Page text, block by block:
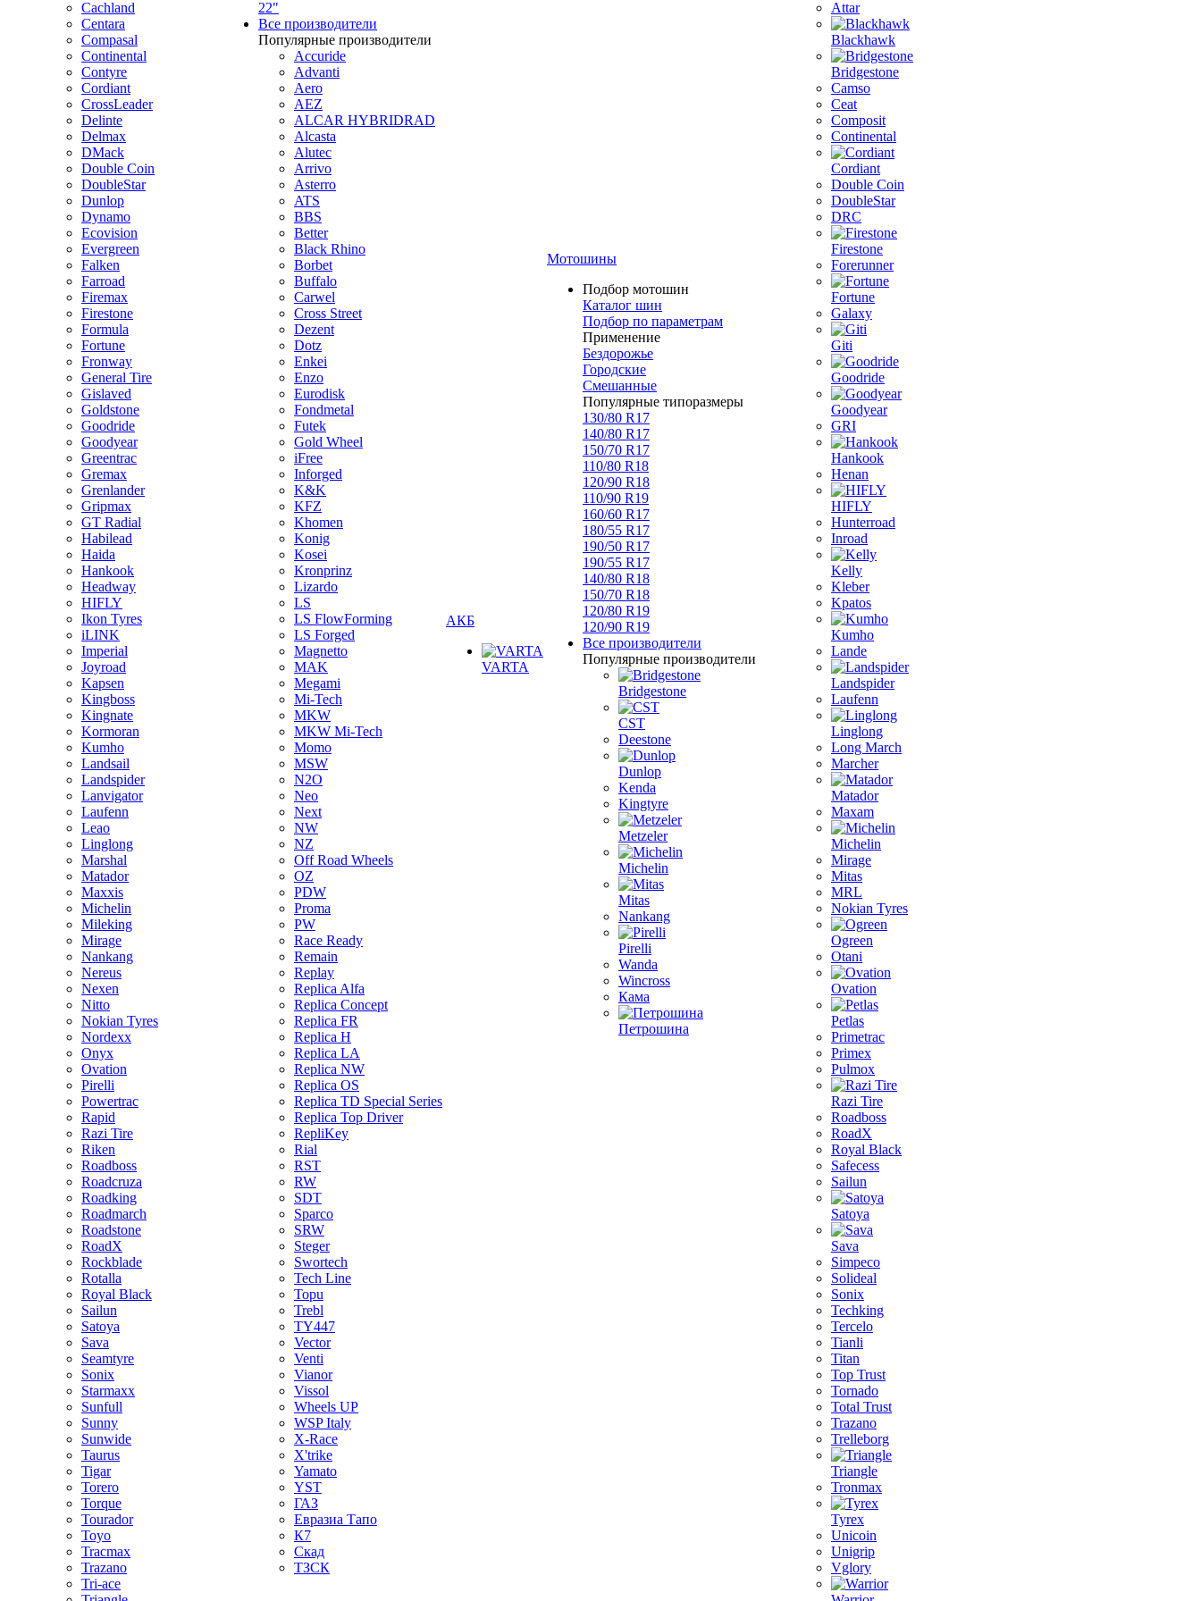
Cachland
Centara
Compasal
Continental
Contyre
Cordiant
CrossLeader
Delinte
Delmax
DMack
Double Coin
DoubleStar
Dunlop
Dynamo
Ecovision
Evergreen
Falken
Farroad
Firemax
Firestone
Formula
Fortune
Fronway
General Tire
Gislaved
Goldstone
Goodride
Goodyear
Greentrac
Gremax
Grenlander
Gripmax
GT Radial
Habilead
Haida
Hankook
Headway
HIFLY
Ikon Tyres
iLINK
Imperial
Joyroad
Kapsen
Kingboss
Kingnate
Kormoran
Kumho
Landsail
Landspider
Lanvigator
Laufenn
Leao
Linglong
Marshal
Matador
Maxxis
Michelin
Mileking
Mirage
Nankang
Nereus
Nexen
Nitto
Nokian Tyres
Nordexx
Onyx
Ovation
Pirelli
Powertrac
Rapid
Razi Tire
Riken
Roadboss
Roadcruza
Roadking
Roadmarch
Roadstone
RoadX
Rockblade
Rotalla
Royal Black
Sailun
Satoya
Sava
Seamtyre
Sonix
Starmaxx
Sunfull
Sunny
Sunwide
Taurus
Tigar
Torero
Torque
Tourador
Toyo
Tracmax
Trazano
Tri-ace
22"
Все производители
Популярные производители
Accuride
Advanti
Aero
AEZ
ALCAR HYBRIDRAD
Alcasta
Alutec
Arrivo
Asterro
ATS
BBS
Better
Black Rhino
Borbet
Buffalo
Carwel
Cross Street
Dezent
Dotz
Enkei
Enzo
Eurodisk
Fondmetal
Futek
Gold Wheel
iFree
Inforged
K&K
KFZ
Khomen
Konig
Kosei
Kronprinz
Lizardo
LS
LS FlowForming
LS Forged
Magnetto
MAK
Megami
Mi-Tech
MKW
MKW Mi-Tech
Momo
MSW
N2O
Neo
Next
NW
NZ
Off Road Wheels
OZ
PDW
Proma
PW
Race Ready
Remain
Replay
Replica Alfa
Replica Concept
Replica FR
Replica H
Replica LA
Replica NW
Replica OS
Replica TD Special Series
Replica Top Driver
RepliKey
Rial
RST
RW
SDT
Sparco
SRW
Steger
Swortech
Tech Line
Topu
Trebl
TY447
Vector
Venti
Vianor
Vissol
Wheels UP
WSP Italy
X-Race
X'trike
Yamato
YST
ГАЗ
Евразиа Тапо
К7
Скад
ТЗСК
АКБ
VARTA
Мотошины
Подбор мотошин
Каталог шин
Подбор по параметрам
Применение
Бездорожье
Городские
Смешанные
Популярные типоразмеры
130/80 R17
140/80 R17
150/70 R17
110/80 R18
120/90 R18
110/90 R19
160/60 R17
180/55 R17
190/50 R17
190/55 R17
140/80 R18
150/70 R18
120/80 R19
120/90 R19
Все производители
Популярные производители
Bridgestone
CST
Deestone
Dunlop
Kenda
Kingtyre
Metzeler
Michelin
Mitas
Nankang
Pirelli
Wanda
Wincross
Кама
Петрошина
Attar
Blackhawk
Bridgestone
Camso
Ceat
Composit
Continental
Cordiant
Double Coin
DoubleStar
DRC
Firestone
Forerunner
Fortune
Galaxy
Giti
Goodride
Goodyear
GRI
Hankook
Henan
HIFLY
Hunterroad
Inroad
Kelly
Kleber
Kpatos
Kumho
Lande
Landspider
Laufenn
Linglong
Long March
Marcher
Matador
Maxam
Michelin
Mirage
Mitas
MRL
Nokian Tyres
Ogreen
Otani
Ovation
Petlas
Primetrac
Primex
Pulmox
Razi Tire
Roadboss
RoadX
Royal Black
Safecess
Sailun
Satoya
Sava
Simpeco
Solideal
Sonix
Techking
Tercelo
Tianli
Titan
Top Trust
Tornado
Total Trust
Trazano
Trelleborg
Triangle
Tronmax
Tyrex
Unicoin
Unigrip
Vglory